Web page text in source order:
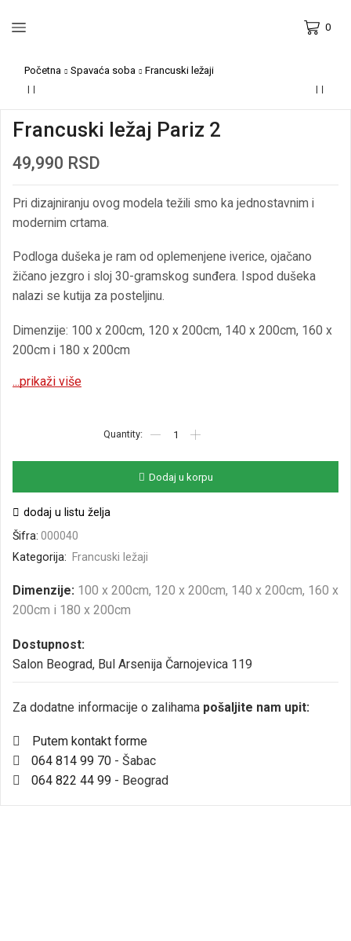
0
Početna Spavaća soba Francuski ležaji
Francuski ležaj Pariz 2
49,990 RSD
Pri dizajniranju ovog modela težili smo ka jednostavnim i
modernim crtama.
Podloga dušeka je ram od oplemenjene iverice, ojačano
žičano jezgro i sloj 30-gramskog sunđera. Ispod dušeka
nalazi se kutija za posteljinu.
Dimenzije: 100 x 200cm, 120 x 200cm, 140 x 200cm, 160 x
200cm i 180 x 200cm
...prikaži više
Dodaj u korpu
dodaj u listu želja
Šifra: 000040
Kategorija:
Francuski ležaji
Dimenzije: 100 x 200cm, 120 x 200cm, 140 x 200cm, 160 x
200cm i 180 x 200cm
Dostupnost:
Salon Beograd, Bul Arsenija Čarnojevica 119
Za dodatne informacije o zalihama pošaljite nam upit:
Putem kontakt forme
064 814 99 70 - Šabac
064 822 44 99 - Beograd